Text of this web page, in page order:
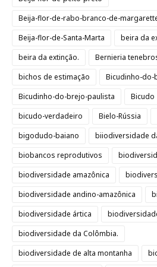
Beija-flor-de-rabo-branco-de-
Beija-flor-de-Santa-Marta
beira da
beira da extinção.
Bernieria
bichos de estimação
Bicudinho-do-
Bicudinho-do-brejo-paulista
Bicudo
bicudo-verdadeiro
Bielo-Rússia
bigodudo-baiano
biiodiversidade
biobancos reprodutivos
biodiversidade amazônica
biodiversidade andino-amazônica
biodiversidade ártica
biodiversidade da Colômbia.
biodiversidade de alta montanha